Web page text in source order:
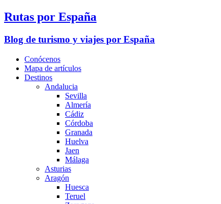
Rutas por España
Blog de turismo y viajes por España
Conócenos
Mapa de artículos
Destinos
Andalucia
Sevilla
Almería
Cádiz
Córdoba
Granada
Huelva
Jaen
Málaga
Asturias
Aragón
Huesca
Teruel